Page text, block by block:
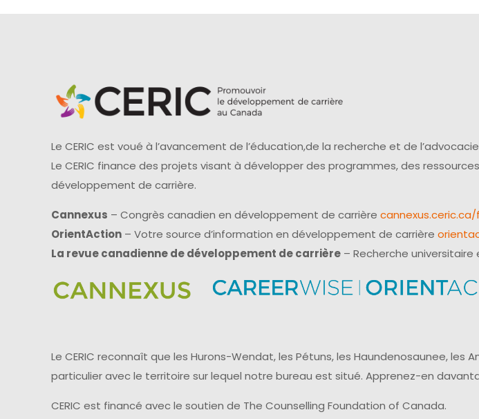
Le CERIC est voué à l’avancement de l’éducation,de la recherche et de
Le CERIC finance des projets visant à développer des programmes, des
développement de carrière.
Cannexus – Congrès canadien en développement de carrière
OrientAction – Votre source d’information en développement de carrière
La revue canadienne de développement de carrière – Recherche
Le CERIC reconnaît que les Hurons-Wendat, les Pétuns, les Haundenosaunee,
particulier avec le territoire sur lequel notre bureau est situé. Apprenez-en
CERIC est financé avec le soutien de The Counselling Foundation of Canada.